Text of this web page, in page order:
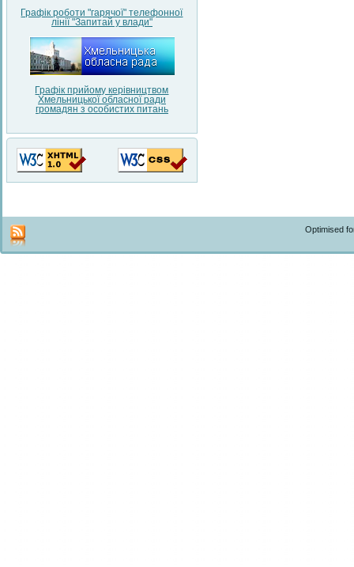
Графік роботи "гарячої" телефонної
лінії "Запитай у влади"
Графік прийому керівництвом
Хмельницької обласної ради
громадян з особистих питань
Optimised